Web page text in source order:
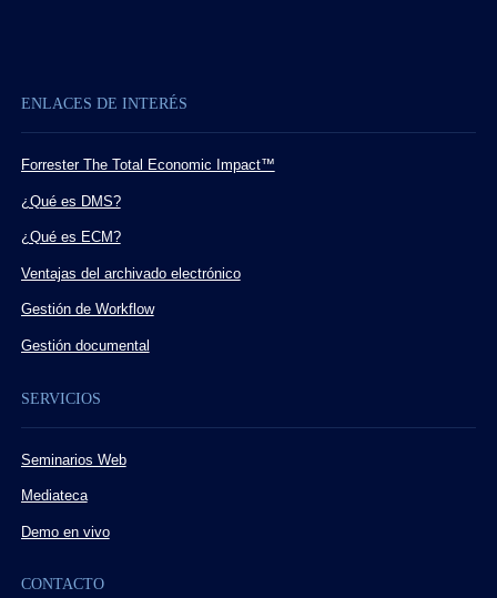
ENLACES DE INTERÉS
Forrester The Total Economic Impact™
¿Qué es DMS?
¿Qué es ECM?
Ventajas del archivado electrónico
Gestión de Workflow
Gestión documental
SERVICIOS
Seminarios Web
Mediateca
Demo en vivo
CONTACTO